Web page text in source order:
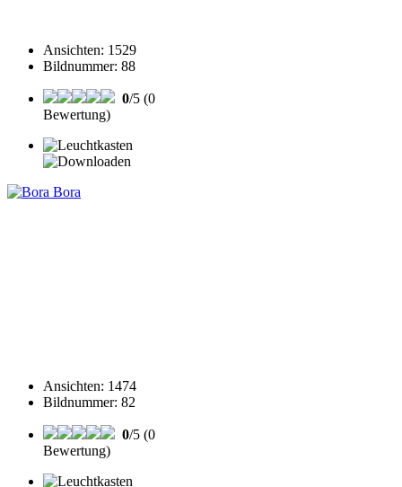
Ansichten: 1529
Bildnummer: 88
0/5 (0
Bewertung)
Ansichten: 1474
Bildnummer: 82
0/5 (0
Bewertung)